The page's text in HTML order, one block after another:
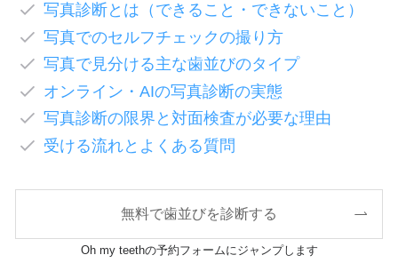
写真診断とは（できること・できないこと）
写真でのセルフチェックの撮り方
写真で見分ける主な歯並びのタイプ
オンライン・AIの写真診断の実態
写真診断の限界と対面検査が必要な理由
受ける流れとよくある質問
無料で歯並びを診断する
Oh my teethの予約フォームにジャンプします